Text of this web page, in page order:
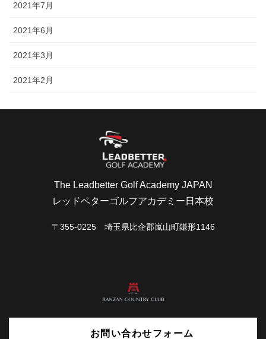
2021年7月
2021年6月
2021年3月
2021年2月
The Leadbetter Golf Academy JAPAN
レッドベターゴルフアカデミー日本校
〒355-0225 埼玉県比企郡嵐山町鎌形1146
お問い合わせフォーム